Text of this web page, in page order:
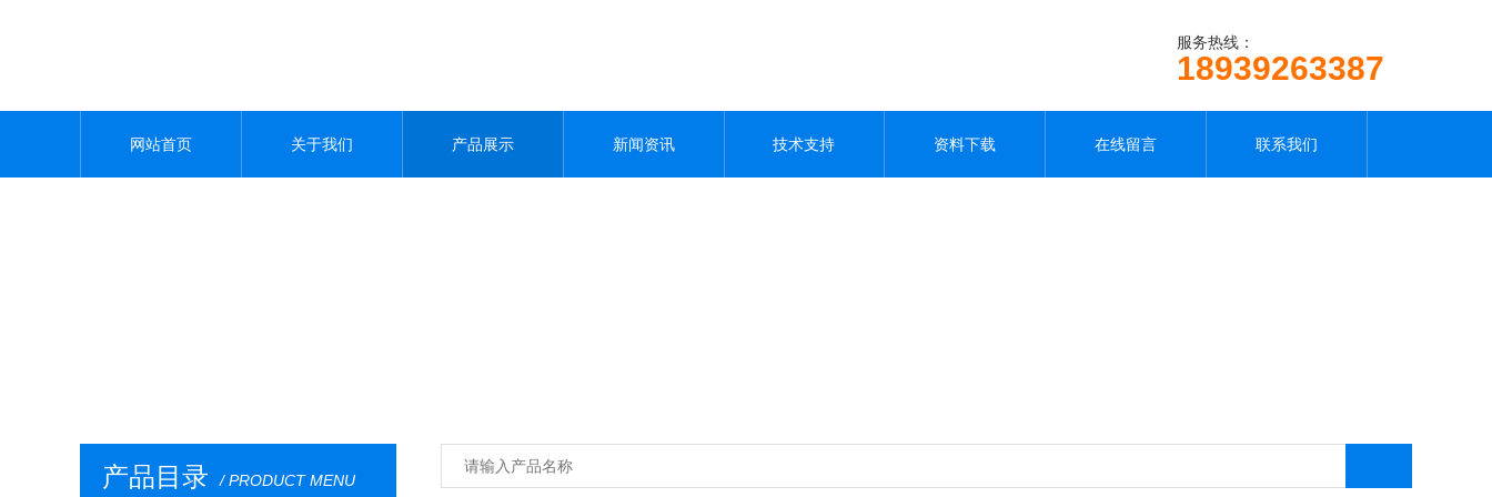
服务热线：
18939263387
网站首页 关于我们 产品展示 新闻资讯 技术支持 资料下载 在线留言 联系我们
产品目录 / PRODUCT MENU